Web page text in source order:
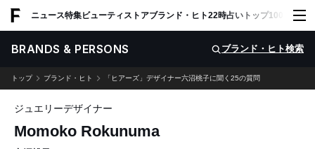
ニュース特集ビューティ ストアブランド・ヒト22時占い トップ100 スナッ
BRANDS & PERSONS ブランド・ヒト検索
トップ ブランド・ヒト 「ヒアーズ」デザイナー六沼桃子に聞く25の質問
ジュエリーデザイナー
Momoko Rokunuma